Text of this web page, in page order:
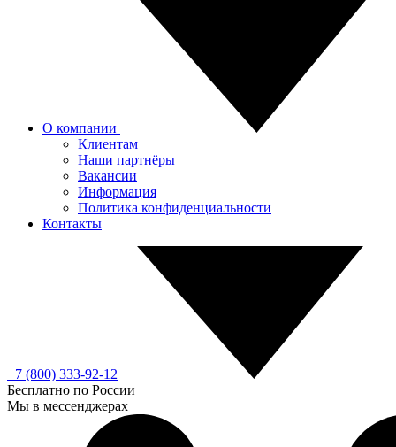
О компании
Клиентам
Наши партнёры
Вакансии
Информация
Политика конфиденциальности
Контакты
+7 (800) 333-92-12
Бесплатно по России
Мы в мессенджерах